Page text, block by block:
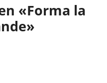
«Forma la